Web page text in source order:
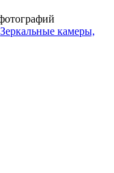
Зеркальные камеры,